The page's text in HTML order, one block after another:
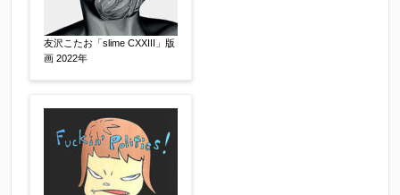
サイン等の有無 【任意】
サイン有(自筆)
その他
限定番号 【任意】
友沢こたお「slime CXXIII」版
画 2022年